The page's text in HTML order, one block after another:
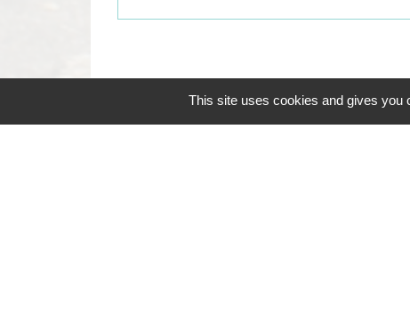
This site uses cookies and gives you